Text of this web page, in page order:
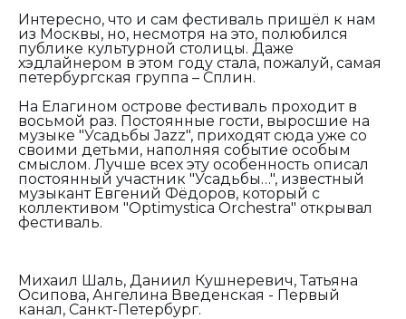
Интересно, что и сам фестиваль пришёл к нам
из Москвы, но, несмотря на это, полюбился
публике культурной столицы. Даже
хэдлайнером в этом году стала, пожалуй, самая
петербургская группа – Сплин.
На Елагином острове фестиваль проходит в
восьмой раз. Постоянные гости, выросшие на
музыке "Усадьбы Jazz", приходят сюда уже со
своими детьми, наполняя событие особым
смыслом. Лучше всех эту особенность описал
постоянный участник "Усадьбы…", известный
музыкант Евгений Фёдоров, который с
коллективом "Optimystica Orchestra" открывал
фестиваль.
Михаил Шаль, Даниил Кушнеревич, Татьяна
Осипова, Ангелина Введенская - Первый
канал, Санкт-Петербург.